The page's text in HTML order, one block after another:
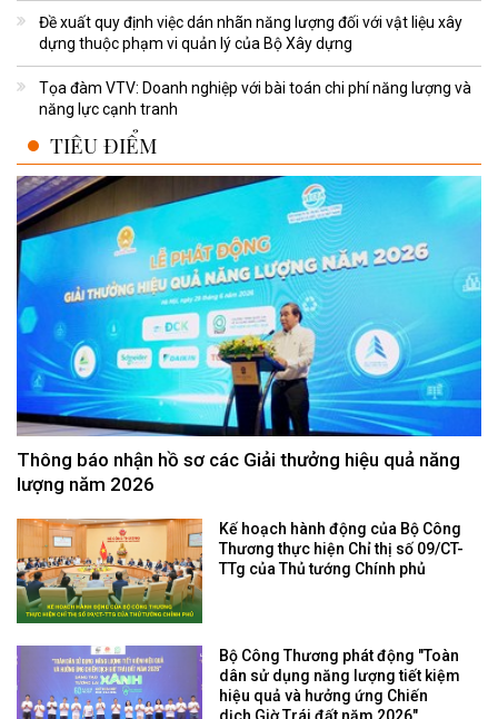
Đề xuất quy định việc dán nhãn năng lượng đối với vật liệu xây
dựng thuộc phạm vi quản lý của Bộ Xây dựng
Tọa đàm VTV: Doanh nghiệp với bài toán chi phí năng lượng và
năng lực cạnh tranh
TIÊU ĐIỂM
Thông báo nhận hồ sơ các Giải thưởng hiệu quả năng
lượng năm 2026
Kế hoạch hành động của Bộ Công
Thương thực hiện Chỉ thị số 09/CT-
TTg của Thủ tướng Chính phủ
Bộ Công Thương phát động "Toàn
dân sử dụng năng lượng tiết kiệm
hiệu quả và hưởng ứng Chiến